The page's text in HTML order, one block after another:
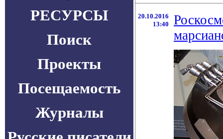
РЕСУРСЫ
Поиск
Проекты
Посещаемость
Журналы
20.10.2016
13:40